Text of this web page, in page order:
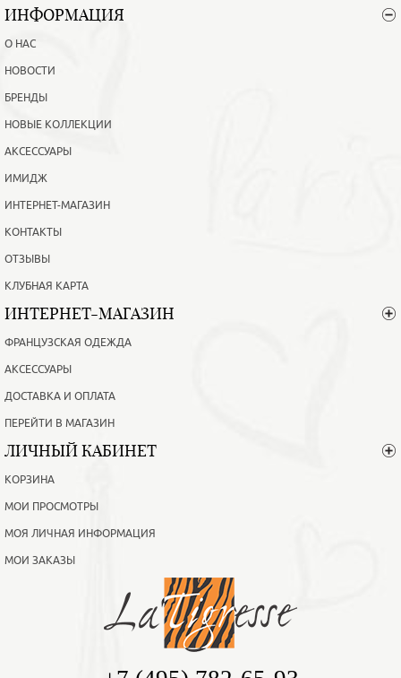
ИНФОРМАЦИЯ
О НАС
НОВОСТИ
БРЕНДЫ
НОВЫЕ КОЛЛЕКЦИИ
АКСЕССУАРЫ
ИМИДЖ
ИНТЕРНЕТ-МАГАЗИН
КОНТАКТЫ
ОТЗЫВЫ
КЛУБНАЯ КАРТА
ИНТЕРНЕТ-МАГАЗИН
ФРАНЦУЗСКАЯ ОДЕЖДА
АКСЕССУАРЫ
ДОСТАВКА И ОПЛАТА
ПЕРЕЙТИ В МАГАЗИН
ЛИЧНЫЙ КАБИНЕТ
КОРЗИНА
МОИ ПРОСМОТРЫ
МОЯ ЛИЧНАЯ ИНФОРМАЦИЯ
МОИ ЗАКАЗЫ